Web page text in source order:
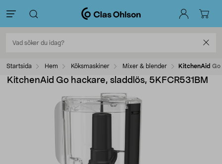
Startsida Hem Köksmaskiner Mixer & blender KitchenAid Go
KitchenAid Go hackare, sladdlös, 5KFCR531BM